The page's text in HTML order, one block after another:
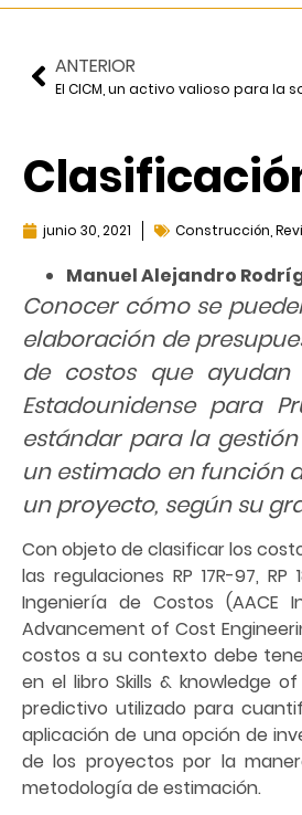
ANTERIOR
El CICM, un activo valioso para la
junio 30, 2021 Construcción
Manuel Alejandro
Conocer cómo se
elaboración de
de costos que
Estadounidense para
estándar para la
un estimado en función
un proyecto, según su
Con objeto de clasificar los
las regulaciones RP 17R-97,
Ingeniería de Costos (AACE
Advancement of Cost
costos a su contexto debe
en el libro Skills & knowledge
predictivo utilizado para
aplicación de una opción de
de los proyectos por la
metodología de estimación.